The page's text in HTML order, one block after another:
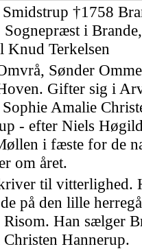
†1758
Sognepræst i
Knud Terkelsen
Sønder
Gifter sig i
Amalie
- efter Niels
i fæste for de
om året.
til vitterlighed.
på den lille
Risom. Han sælger
Hannerup.